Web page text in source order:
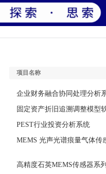
项目名称
企业财务融合协同处理分析
固定资产折旧追溯调整模型
PEST行业投资分析系统
MEMS 光声光谱痕量气体传
高精度石英MEMS传感器系